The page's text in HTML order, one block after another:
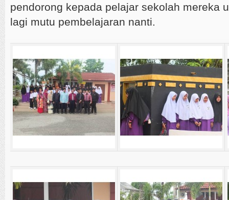
pendorong kepada pelajar sekolah mereka
lagi mutu pembelajaran nanti.